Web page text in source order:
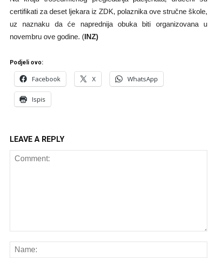
certifikati za deset ljekara iz ZDK, polaznika ove stručne škole,
uz naznaku da će naprednija obuka biti organizovana u
novembru ove godine. (INZ)
Podjeli ovo:
Facebook X WhatsApp
Ispis
LEAVE A REPLY